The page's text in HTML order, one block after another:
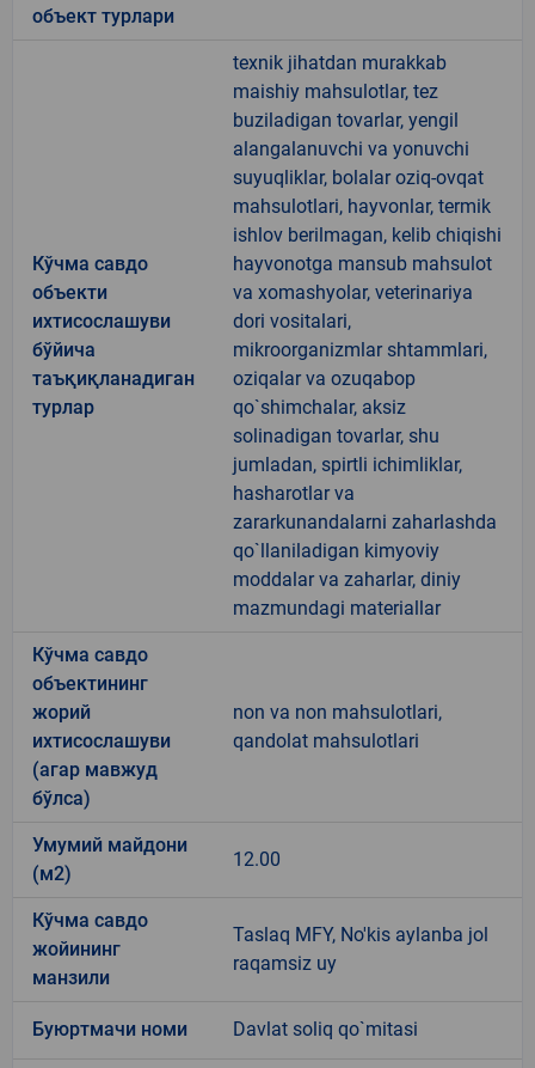
объект турлари
Кўчма савдо
объекти
ихтисослашуви
бўйича
таъқиқланадиган
турлар
texnik jihatdan murakkab
maishiy mahsulotlar, tez
buziladigan tovarlar, yengil
alangalanuvchi va yonuvchi
suyuqliklar, bolalar oziq-ovqat
mahsulotlari, hayvonlar, termik
ishlov berilmagan, kelib chiqishi
hayvonotga mansub mahsulot
va xomashyolar, veterinariya
dori vositalari,
mikroorganizmlar shtammlari,
oziqalar va ozuqabop
qo`shimchalar, aksiz
solinadigan tovarlar, shu
jumladan, spirtli ichimliklar,
hasharotlar va
zararkunandalarni zaharlashda
qo`llaniladigan kimyoviy
moddalar va zaharlar, diniy
mazmundagi materiallar
Кўчма савдо
объектининг
жорий
ихтисослашуви
(агар мавжуд
бўлса)
non va non mahsulotlari,
qandolat mahsulotlari
Умумий майдони
(м2)
12.00
Кўчма савдо
жойининг
манзили
Taslaq MFY, No'kis aylanba jol
raqamsiz uy
Буюртмачи номи Davlat soliq qo`mitasi